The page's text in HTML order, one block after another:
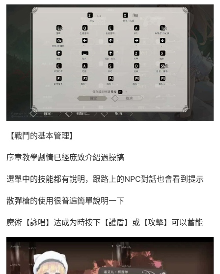
【戰鬥的基本管理】
序章教學劇情已經庞致介紹過操搞
選單中的技能都有說明，跟路上的NPC對話也會看到提示
散彈槍的使用很普遍簡單說明一下
魔術【詠唱】达成为時按下【護盾】或【攻擊】可以蓄能